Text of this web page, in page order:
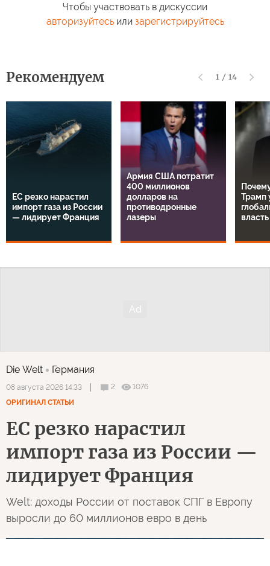
Чтобы участвовать в дискуссии
авторизуйтесьили зарегистрируйтесь
Рекомендуем 1 / 14
ЕС резко нарастил
импорт газа из России
— лидирует Франция
Армия США потратит
400 миллионов
долларов на
противодронные
лазеры
Трамп
власть
Die Welt Германия
08 августа 2026 14:33 2
1076
ОРИГИНАЛ СТАТЬИ
ЕС резко нарастил
импорт газа из России —
лидирует Франция
Welt: доходы России от поставок СПГ в Европу
выросли до 60 миллионов евро в день